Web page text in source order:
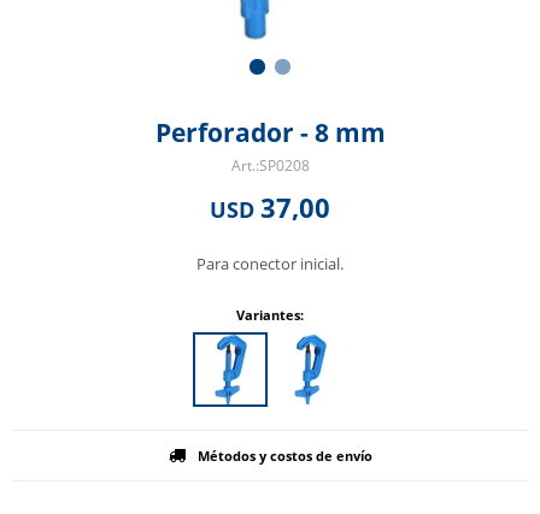
Perforador - 8 mm
SP0208
USD 37,00
Para conector inicial.
Variantes:
Métodos y costos de envío